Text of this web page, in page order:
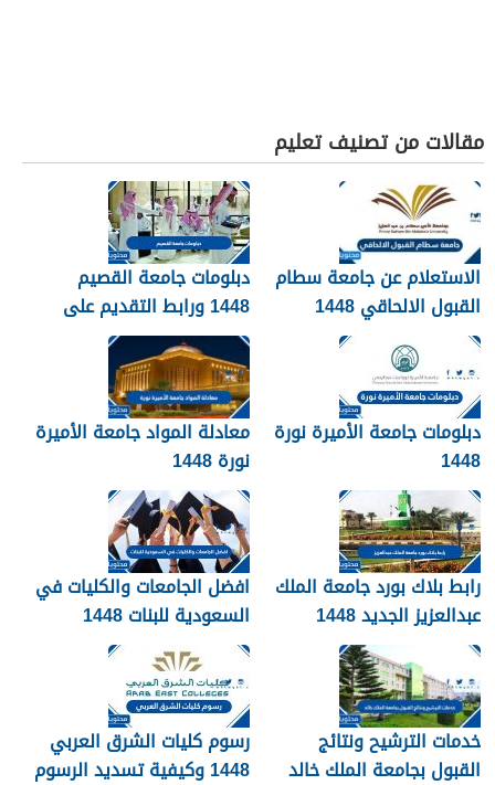
مقالات من تصنيف تعليم
الاستعلام عن جامعة سطام
القبول الالحاقي 1448
دبلومات جامعة القصيم
1448 ورابط التقديم على
دبلومات جامعة القصيم
qudcss.com
دبلومات جامعة الأميرة نورة
1448
معادلة المواد جامعة الأميرة
نورة 1448
رابط بلاك بورد جامعة الملك
عبدالعزيز الجديد 1448
blackboard kau
افضل الجامعات والكليات في
السعودية للبنات 1448
خدمات الترشيح ونتائج
القبول بجامعة الملك خالد
رسوم كليات الشرق العربي
1448 وكيفية تسديد الرسوم